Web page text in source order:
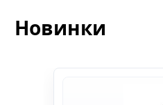
Новинки